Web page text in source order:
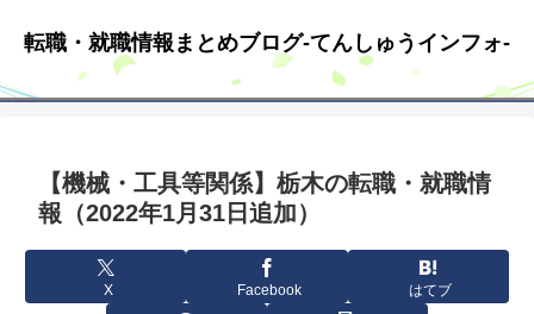
転職・就職情報まとめブログ-てんしゅうインフォ-
【機械・工具等関係】栃木の転職・就職情
報（2022年1月31日追加）
X Facebook はてブ